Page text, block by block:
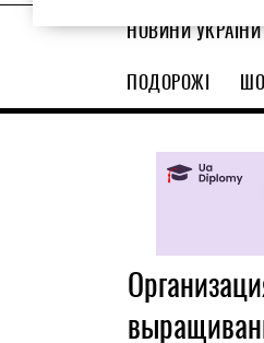
НОВИНИ УКРАЇНИ
ПОДОРОЖІ